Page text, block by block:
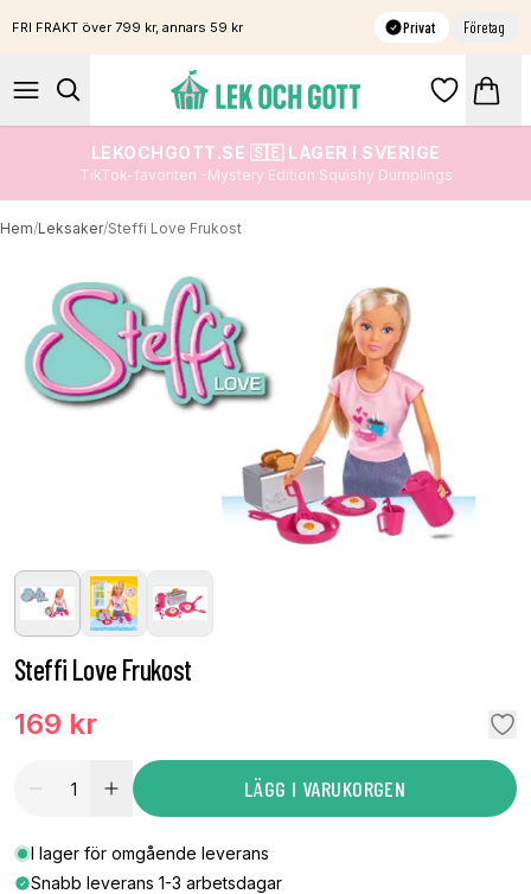
FRI FRAKT över 799 kr, annars 59 kr Privat Företag
LEKOCHGOTT.SE 🇸🇪 LAGER I SVERIGE
TikTok-favoriten -Mystery Edition Squishy Dumplings
Hem/Leksaker/Steffi Love Frukost
Steffi Love Frukost
169 kr
LÄGG I VARUKORGEN
I lager för omgående leverans
Snabb leverans 1-3 arbetsdagar